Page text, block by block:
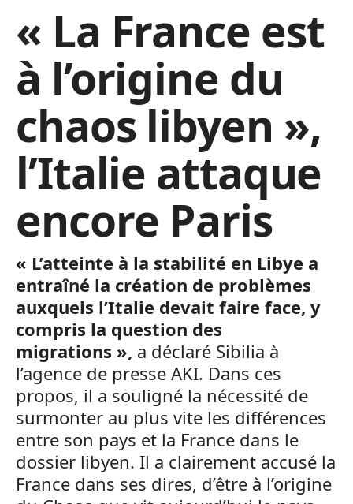
« La France est
à l’origine du
chaos libyen »,
l’Italie attaque
encore Paris
« L’atteinte à la stabilité en Libye a
entraîné la création de problèmes
auxquels l’Italie devait faire face, y
compris la question des
migrations », a déclaré Sibilia à
l’agence de presse AKI. Dans ces
propos, il a souligné la nécessité de
surmonter au plus vite les différences
entre son pays et la France dans le
dossier libyen. Il a clairement accusé la
France dans ses dires, d’être à l’origine